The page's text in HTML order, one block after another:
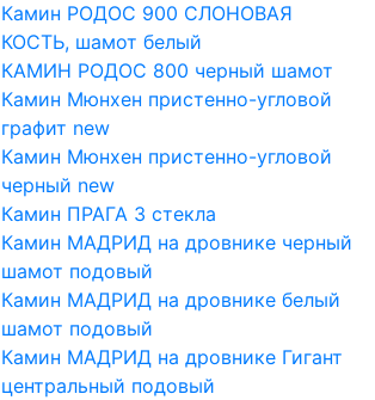
Камин РОДОС 900 СЛОНОВАЯ
КОСТЬ, шамот белый
КАМИН РОДОС 800 черный шамот
Камин Мюнхен пристенно-угловой
графит new
Камин Мюнхен пристенно-угловой
черный new
Камин ПРАГА 3 стекла
Камин МАДРИД на дровнике черный
шамот подовый
Камин МАДРИД на дровнике белый
шамот подовый
Камин МАДРИД на дровнике Гигант
центральный подовый